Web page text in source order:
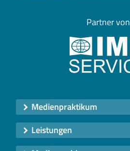
Partner von
Medienpraktikum
Leistungen